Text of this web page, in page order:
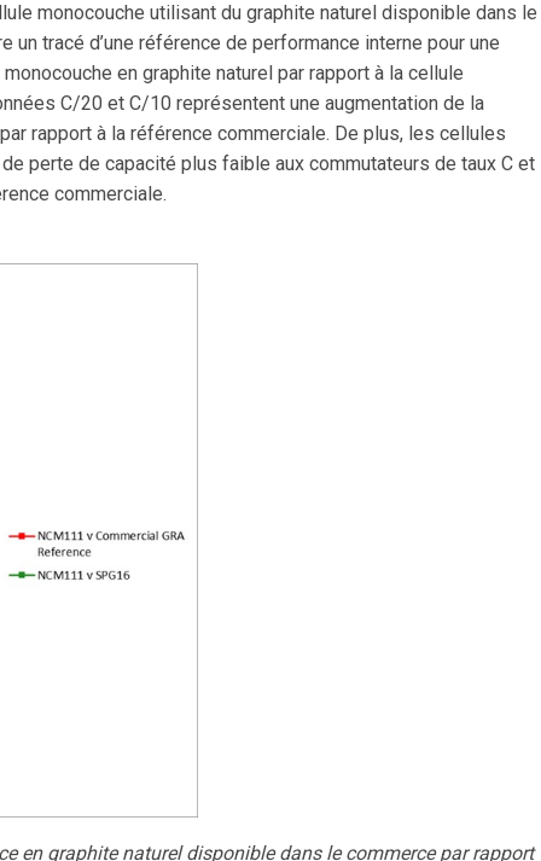
monocouche utilisant du graphite naturel disponible dans le
un tracé d’une référence de performance interne pour une
en graphite naturel par rapport à la cellule
C/20 et C/10 représentent une augmentation de la
rapport à la référence commerciale. De plus, les cellules
perte de capacité plus faible aux commutateurs de taux C et
commerciale.
en graphite naturel disponible dans le commerce par rapport